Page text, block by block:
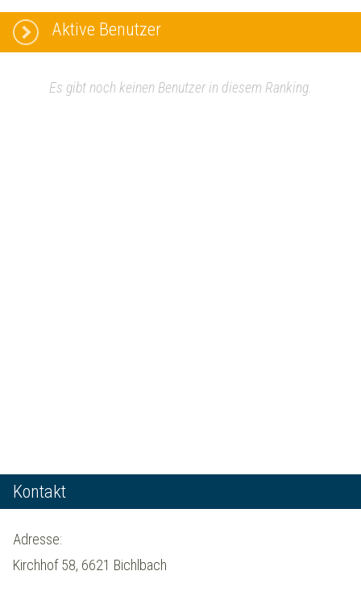
Aktive Benutzer
Es gibt noch keinen Benutzer in diesem Ranking.
Kontakt
Adresse:
Kirchhof 58, 6621 Bichlbach